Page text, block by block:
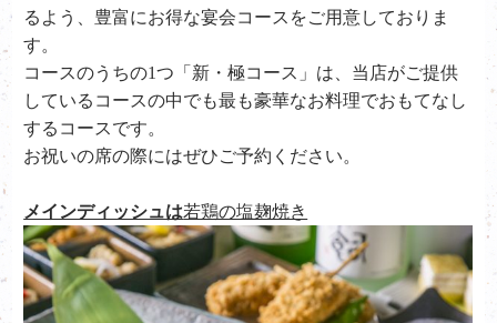
るよう、豊富にお得な宴会コースをご用意しておりま
す。
コースのうちの1つ「新・極コース」は、当店がご提供
しているコースの中でも最も豪華なお料理でおもてなし
するコースです。
お祝いの席の際にはぜひご予約ください。
メインディッシュは若鶏の塩麹焼き